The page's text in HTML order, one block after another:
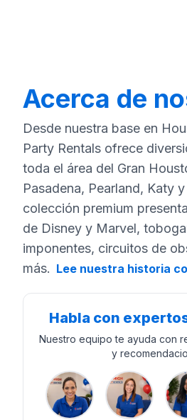
Acerca de
Desde nuestra base en
Party Rentals ofrece
toda el área del Gran
Pasadena, Pearland, Katy
colección premium
de Disney y Marvel,
imponentes, circuitos de
más. Lee nuestra historia
Habla con
Nuestro equipo te ayuda con
y